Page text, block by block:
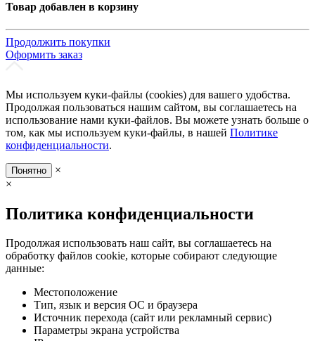
Товар добавлен в корзину
Продолжить покупки
Оформить заказ
Мы используем куки-файлы (cookies) для вашего удобства.
Продолжая пользоваться нашим сайтом, вы соглашаетесь на
использование нами куки-файлов. Вы можете узнать больше о
том, как мы используем куки-файлы, в нашей Политике
конфиденциальности.
Понятно
×
×
Политика конфиденциальности
Продолжая использовать наш сайт, вы соглашаетесь на
обработку файлов cookie, которые собирают следующие
данные:
Местоположение
Тип, язык и версия ОС и браузера
Источник перехода (сайт или рекламный сервис)
Параметры экрана устройства